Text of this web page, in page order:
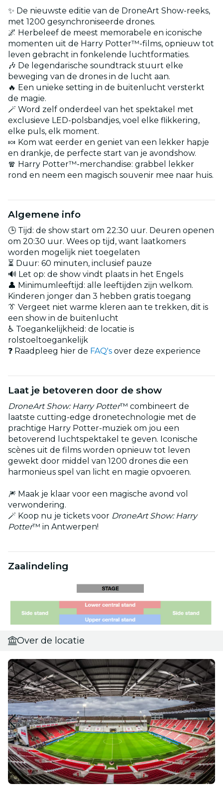
✨ De nieuwste editie van de DroneArt Show-reeks,
met 1200 gesynchroniseerde drones.
🌌 Herbeleef de meest memorabele en iconische
momenten uit de Harry Potter™-films, opnieuw tot
leven gebracht in fonkelende luchtformaties.
🎶 De legendarische soundtrack stuurt elke
beweging van de drones in de lucht aan.
🔥 Een unieke setting in de buitenlucht versterkt
de magie.
🪄 Word zelf onderdeel van het spektakel met
exclusieve LED-polsbandjes, voel elke flikkering,
elke puls, elk moment.
🍬 Kom wat eerder en geniet van een lekker hapje
en drankje, de perfecte start van je avondshow.
🧣 Harry Potter™-merchandise: grabbel lekker
rond en neem een magisch souvenir mee naar huis.
Algemene info
🕒 Tijd: de show start om 22:30 uur. Deuren openen
om 20:30 uur. Wees op tijd, want laatkomers
worden mogelijk niet toegelaten
⏳ Duur: 60 minuten, inclusief pauze
🔊 Let op: de show vindt plaats in het Engels
👤 Minimumleeftijd: alle leeftijden zijn welkom.
Kinderen jonger dan 3 hebben gratis toegang
👔 Vergeet niet warme kleren aan te trekken, dit is
een show in de buitenlucht
♿ Toegankelijkheid: de locatie is
rolstoeltoegankelijk
❓ Raadpleeg hier de FAQ's over deze experience
Laat je betoveren door de show
DroneArt Show: Harry Potter™ combineert de
laatste cutting-edge dronetechnologie met de
prachtige Harry Potter-muziek om jou een
betoverend luchtspektakel te geven. Iconische
scènes uit de films worden opnieuw tot leven
gewekt door middel van 1200 drones die een
harmonieus spel van licht en magie opvoeren.
🎆 Maak je klaar voor een magische avond vol
verwondering.
🪄 Koop nu je tickets voor DroneArt Show: Harry
Potter™ in Antwerpen!
Zaalindeling
Over de locatie